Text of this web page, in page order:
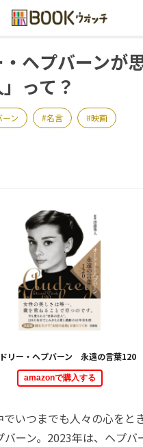
ヘプバーンが
って？
ン 名言 映画
リー・ヘプバーン 永遠の言葉120
amazonで購入する
いつまでも人々の心をと
ーン。2023年は、ヘプバ